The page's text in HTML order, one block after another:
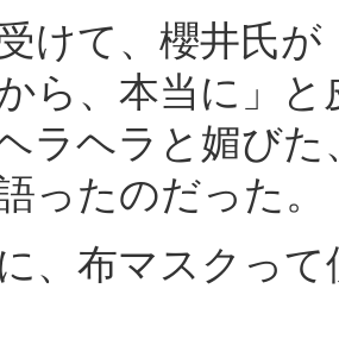
けて、櫻井氏が
ら、本当に」
ラヘラと媚び
ったのだった。
に、布マスクっ